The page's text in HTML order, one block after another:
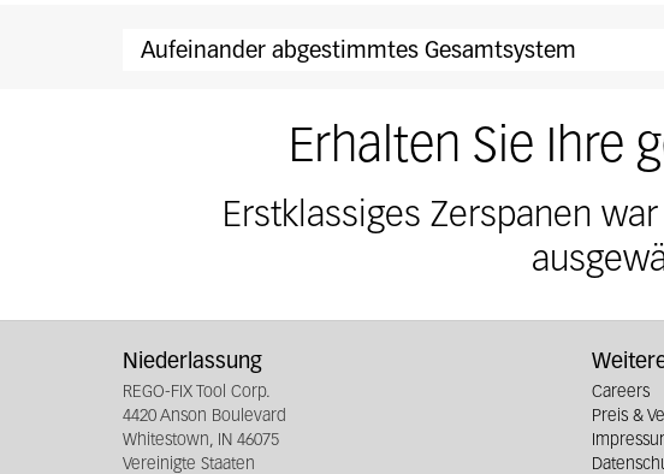
Aufeinander abgestimmtes Gesamtsystem
Erhalten Sie Ihre
Erstklassiges Zerspanen
Niederlassung
REGO-FIX Tool Corp.
4420 Anson Boulevard
Whitestown, IN 46075
Vereinigte Staaten
Careers
Preis &